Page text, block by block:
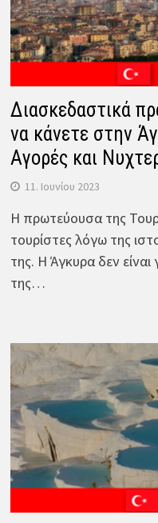
Διασκεδαστικά
να κάνετε στην
Αγορές και
11. Ιουνίου 2023
Η πρωτεύουσα της
τουρίστες λόγω της
της. Η Άγκυρα δεν
της…